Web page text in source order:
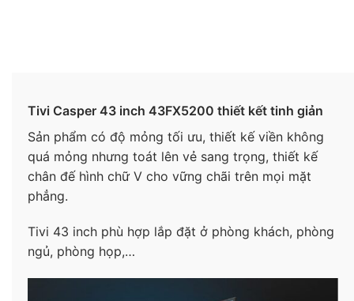
Tivi Casper 43 inch 43FX5200 thiết kết tinh giản
Sản phẩm có độ mỏng tối ưu, thiết kế viền không
quá mỏng nhưng toát lên vẻ sang trọng, thiết kế
chân đế hình chữ V cho vững chãi trên mọi mặt
phẳng.
Tivi 43 inch phù hợp lắp đặt ở phòng khách, phòng
ngủ, phòng họp,…